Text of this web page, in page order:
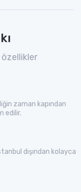
özellikler
zaman kapından
edilir.
dışından kolayca